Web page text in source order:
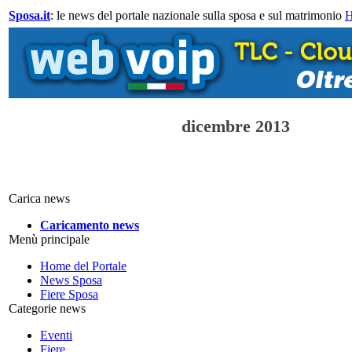
Sposa.it: le news del portale nazionale sulla sposa e sul matrimonio
Carica news
Caricamento news
Menù principale
Home del Portale
News Sposa
Fiere Sposa
Categorie news
Eventi
Fiere
dicembre 2013